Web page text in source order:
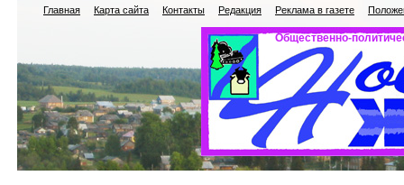
Главная Карта сайта Контакты Редакция Реклама в газете
Общественно-